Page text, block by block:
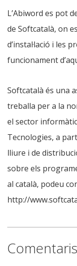
L’Abiword es pot
de Softcatalà, on
d’instal·lació i les
funcionament
Softcatalà és una
treballa per a la
el sector
Tecnologies, a
lliure i de
sobre els
al català, podeu
http://
Comentaris